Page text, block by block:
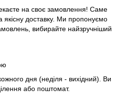
на своє замовлення! Саме
доставку. Ми пропонуємо
вибирайте найзручніший
дня (неділя - вихідний). Ви
або поштомат.